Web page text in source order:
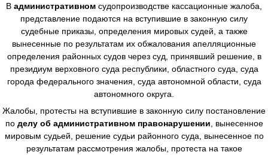
В административном судопроизводстве кассационные жалоба,
представление подаются на вступившие в законную силу
судебные приказы, определения мировых судей, а также
вынесенные по результатам их обжалования апелляционные
определения районных судов через суд, принявший решение, в
президиум верховного суда республики, областного суда, суда
города федерального значения, суда автономной области, суда
автономного округа.
Жалобы, протесты на вступившие в законную силу постановление
по делу об административном правонарушении , вынесенное
мировым судьей, решение судьи районного суда, вынесенное по
результатам рассмотрения жалобы, протеста на такое